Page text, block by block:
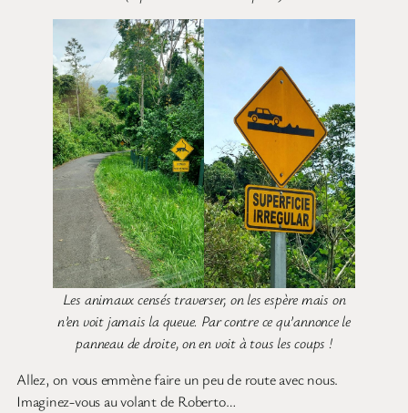
Les animaux censés traverser, on les espère mais on
n’en voit jamais la queue. Par contre ce qu’annonce le
panneau de droite, on en voit à tous les coups !
Allez, on vous emmène faire un peu de route avec nous.
Imaginez-vous au volant de Roberto…